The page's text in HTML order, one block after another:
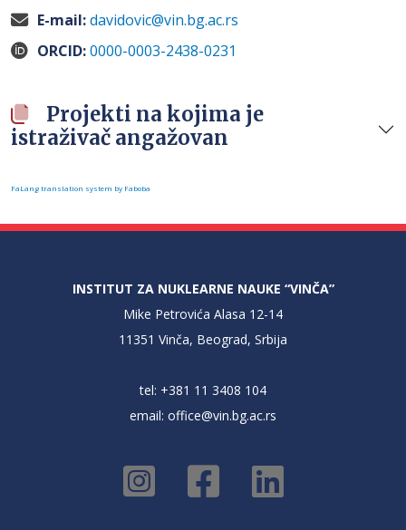
E-mail:davidovic@vin.bg.ac.rs
ORCID:0000-0003-2438-0231
Projekti na kojima je
istraživač angažovan
FaLang translation system by Faboba
INSTITUT ZA NUKLEARNE NAUKE “VINČA”
Mike Petrovića Alasa 12-14
11351 Vinča, Beograd, Srbija
tel: +381 11 3408 104
email: office@vin.bg.ac.rs